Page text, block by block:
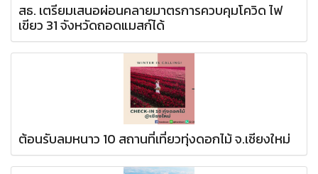
สธ. เตรียมเสนอผ่อนคลายมาตรการควบคุมโควิด ไฟ
เขียว 31 จังหวัดถอดแมสก์ได้
ต้อนรับลมหนาว 10 สถานที่เที่ยวทุ่งดอกไม้ จ.เชียงใหม่